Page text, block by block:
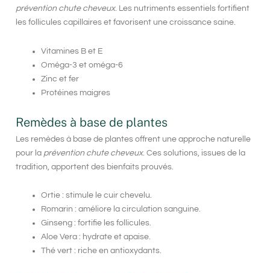
prévention chute cheveux. Les nutriments essentiels fortifient
les follicules capillaires et favorisent une croissance saine.
Vitamines B et E
Oméga-3 et oméga-6
Zinc et fer
Protéines maigres
Remèdes à base de plantes
Les remèdes à base de plantes offrent une approche naturelle
pour la prévention chute cheveux. Ces solutions, issues de la
tradition, apportent des bienfaits prouvés.
Ortie : stimule le cuir chevelu.
Romarin : améliore la circulation sanguine.
Ginseng : fortifie les follicules.
Aloe Vera : hydrate et apaise.
Thé vert : riche en antioxydants.